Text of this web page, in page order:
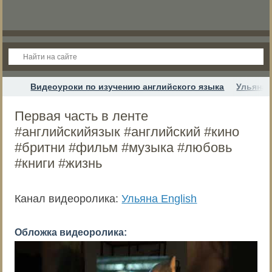
Видеоуроки по изучению английского языка Ульяна
Первая часть в ленте
#английскийязык #английский #кино
#бритни #фильм #музыка #любовь
#книги #жизнь
Канал видеоролика:Ульяна English
Обложка видеоролика: